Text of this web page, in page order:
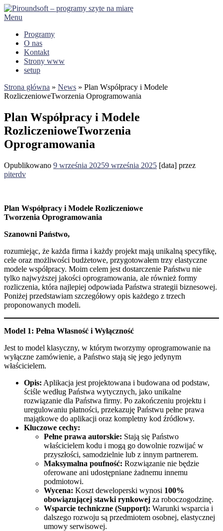
Przejdź
do
Menu
Programy
O nas
Kontakt
Strony www
setup
Strona główna » News » Plan Współpracy i Modele
RozliczenioweTworzenia Oprogramowania
Plan Współpracy i Modele
RozliczenioweTworzenia
Oprogramowania
Opublikowano 9 września 20259 września 2025 [data] przez
piterdv
Plan Współpracy i Modele Rozliczeniowe
Tworzenia Oprogramowania
Szanowni Państwo,
rozumiejąc, że każda firma i każdy projekt mają unikalną specyfikę,
cele oraz możliwości budżetowe, przygotowałem trzy elastyczne
modele współpracy. Moim celem jest dostarczenie Państwu nie
tylko najwyższej jakości oprogramowania, ale również formy
rozliczenia, która najlepiej odpowiada Państwa strategii biznesowej.
Poniżej przedstawiam szczegółowy opis każdego z trzech
proponowanych modeli.
Model 1: Pełna Własność i Wyłączność
Jest to model klasyczny, w którym tworzymy oprogramowanie na
wyłączne zamówienie, a Państwo stają się jego jedynym
właścicielem.
Opis: Aplikacja jest projektowana i budowana od podstaw,
ściśle według Państwa wytycznych, jako unikalne
rozwiązanie dla Państwa firmy. Po zakończeniu projektu i
uregulowaniu płatności, przekazuję Państwu pełne prawa
majątkowe do aplikacji oraz kompletny kod źródłowy.
Kluczowe cechy:
Pełne prawa autorskie: Stają się Państwo
właścicielem kodu i mogą go dowolnie rozwijać w
przyszłości, samodzielnie lub z innym partnerem.
Maksymalna poufność: Rozwiązanie nie będzie
oferowane ani udostępniane żadnemu innemu
podmiotowi.
Wycena: Koszt deweloperski wynosi 100%
obowiązującej stawki rynkowej za roboczogodzinę.
Wsparcie techniczne (Support): Warunki wsparcia i
dalszego rozwoju są przedmiotem osobnej, elastycznej
umowy serwisowej.